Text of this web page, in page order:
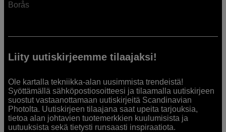
Borås
Liity uutiskirjeemme tilaajaksi!
Ole kartalla tekniikka-alan uusimmista trendeistä!
Syöttämällä sähköpostiosoitteesi ja tilaamalla uutiskirjeen
suostut vastaanottamaan uutiskirjeitä Scandinavian
Photolta. Uutiskirjeen tilaajana saat upeita tarjouksia,
tietoa alan johtavien tuotemerkkien kuulumisista ja
uutuuksista sekä tietysti runsaasti inspiraatiota.